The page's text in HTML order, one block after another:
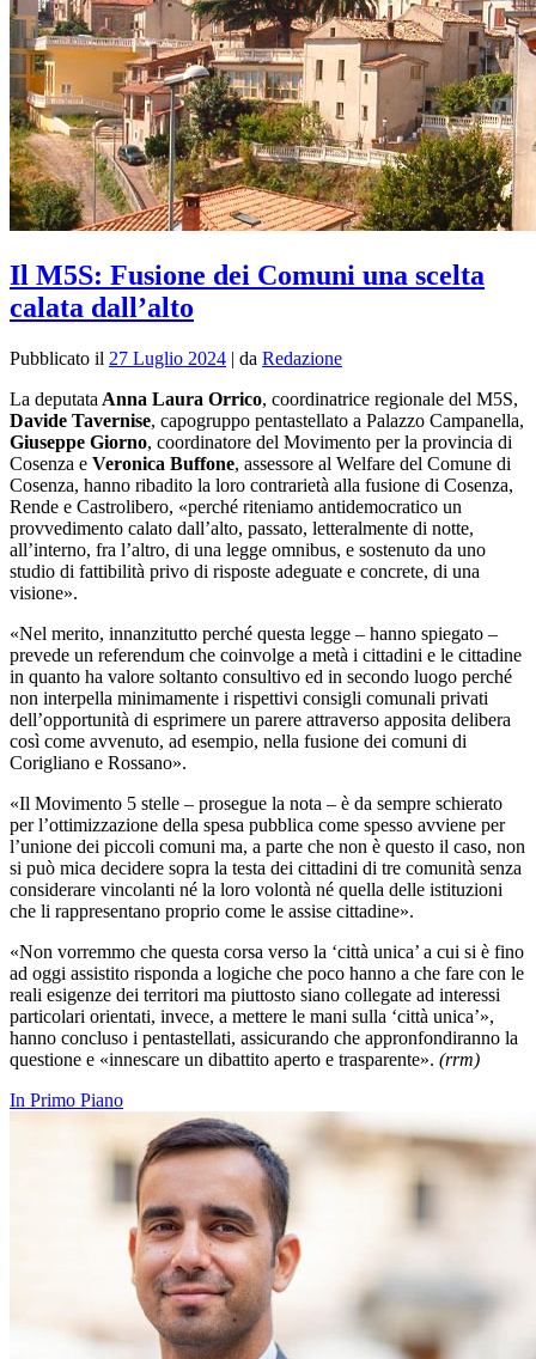
Il M5S: Fusione dei Comuni una scelta
calata dall’alto
Pubblicato il 27 Luglio 2024 | da Redazione
La deputata Anna Laura Orrico, coordinatrice regionale del M5S,
Davide Tavernise, capogruppo pentastellato a Palazzo Campanella,
Giuseppe Giorno, coordinatore del Movimento per la provincia di
Cosenza e Veronica Buffone, assessore al Welfare del Comune di
Cosenza, hanno ribadito la loro contrarietà alla fusione di Cosenza,
Rende e Castrolibero, «perché riteniamo antidemocratico un
provvedimento calato dall’alto, passato, letteralmente di notte,
all’interno, fra l’altro, di una legge omnibus, e sostenuto da uno
studio di fattibilità privo di risposte adeguate e concrete, di una
visione».
«Nel merito, innanzitutto perché questa legge – hanno spiegato –
prevede un referendum che coinvolge a metà i cittadini e le cittadine
in quanto ha valore soltanto consultivo ed in secondo luogo perché
non interpella minimamente i rispettivi consigli comunali privati
dell’opportunità di esprimere un parere attraverso apposita delibera
così come avvenuto, ad esempio, nella fusione dei comuni di
Corigliano e Rossano».
«Il Movimento 5 stelle – prosegue la nota – è da sempre schierato
per l’ottimizzazione della spesa pubblica come spesso avviene per
l’unione dei piccoli comuni ma, a parte che non è questo il caso, non
si può mica decidere sopra la testa dei cittadini di tre comunità senza
considerare vincolanti né la loro volontà né quella delle istituzioni
che li rappresentano proprio come le assise cittadine».
«Non vorremmo che questa corsa verso la ‘città unica’ a cui si è fino
ad oggi assistito risponda a logiche che poco hanno a che fare con le
reali esigenze dei territori ma piuttosto siano collegate ad interessi
particolari orientati, invece, a mettere le mani sulla ‘città unica’»,
hanno concluso i pentastellati, assicurando che appronfondiranno la
questione e «innescare un dibattito aperto e trasparente». (rrm)
In Primo Piano